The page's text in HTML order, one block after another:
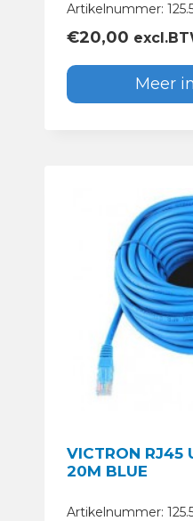
Artikelnummer:
€20,00
Meer
VICTRON RJ45
20M BLUE
Artikelnummer: